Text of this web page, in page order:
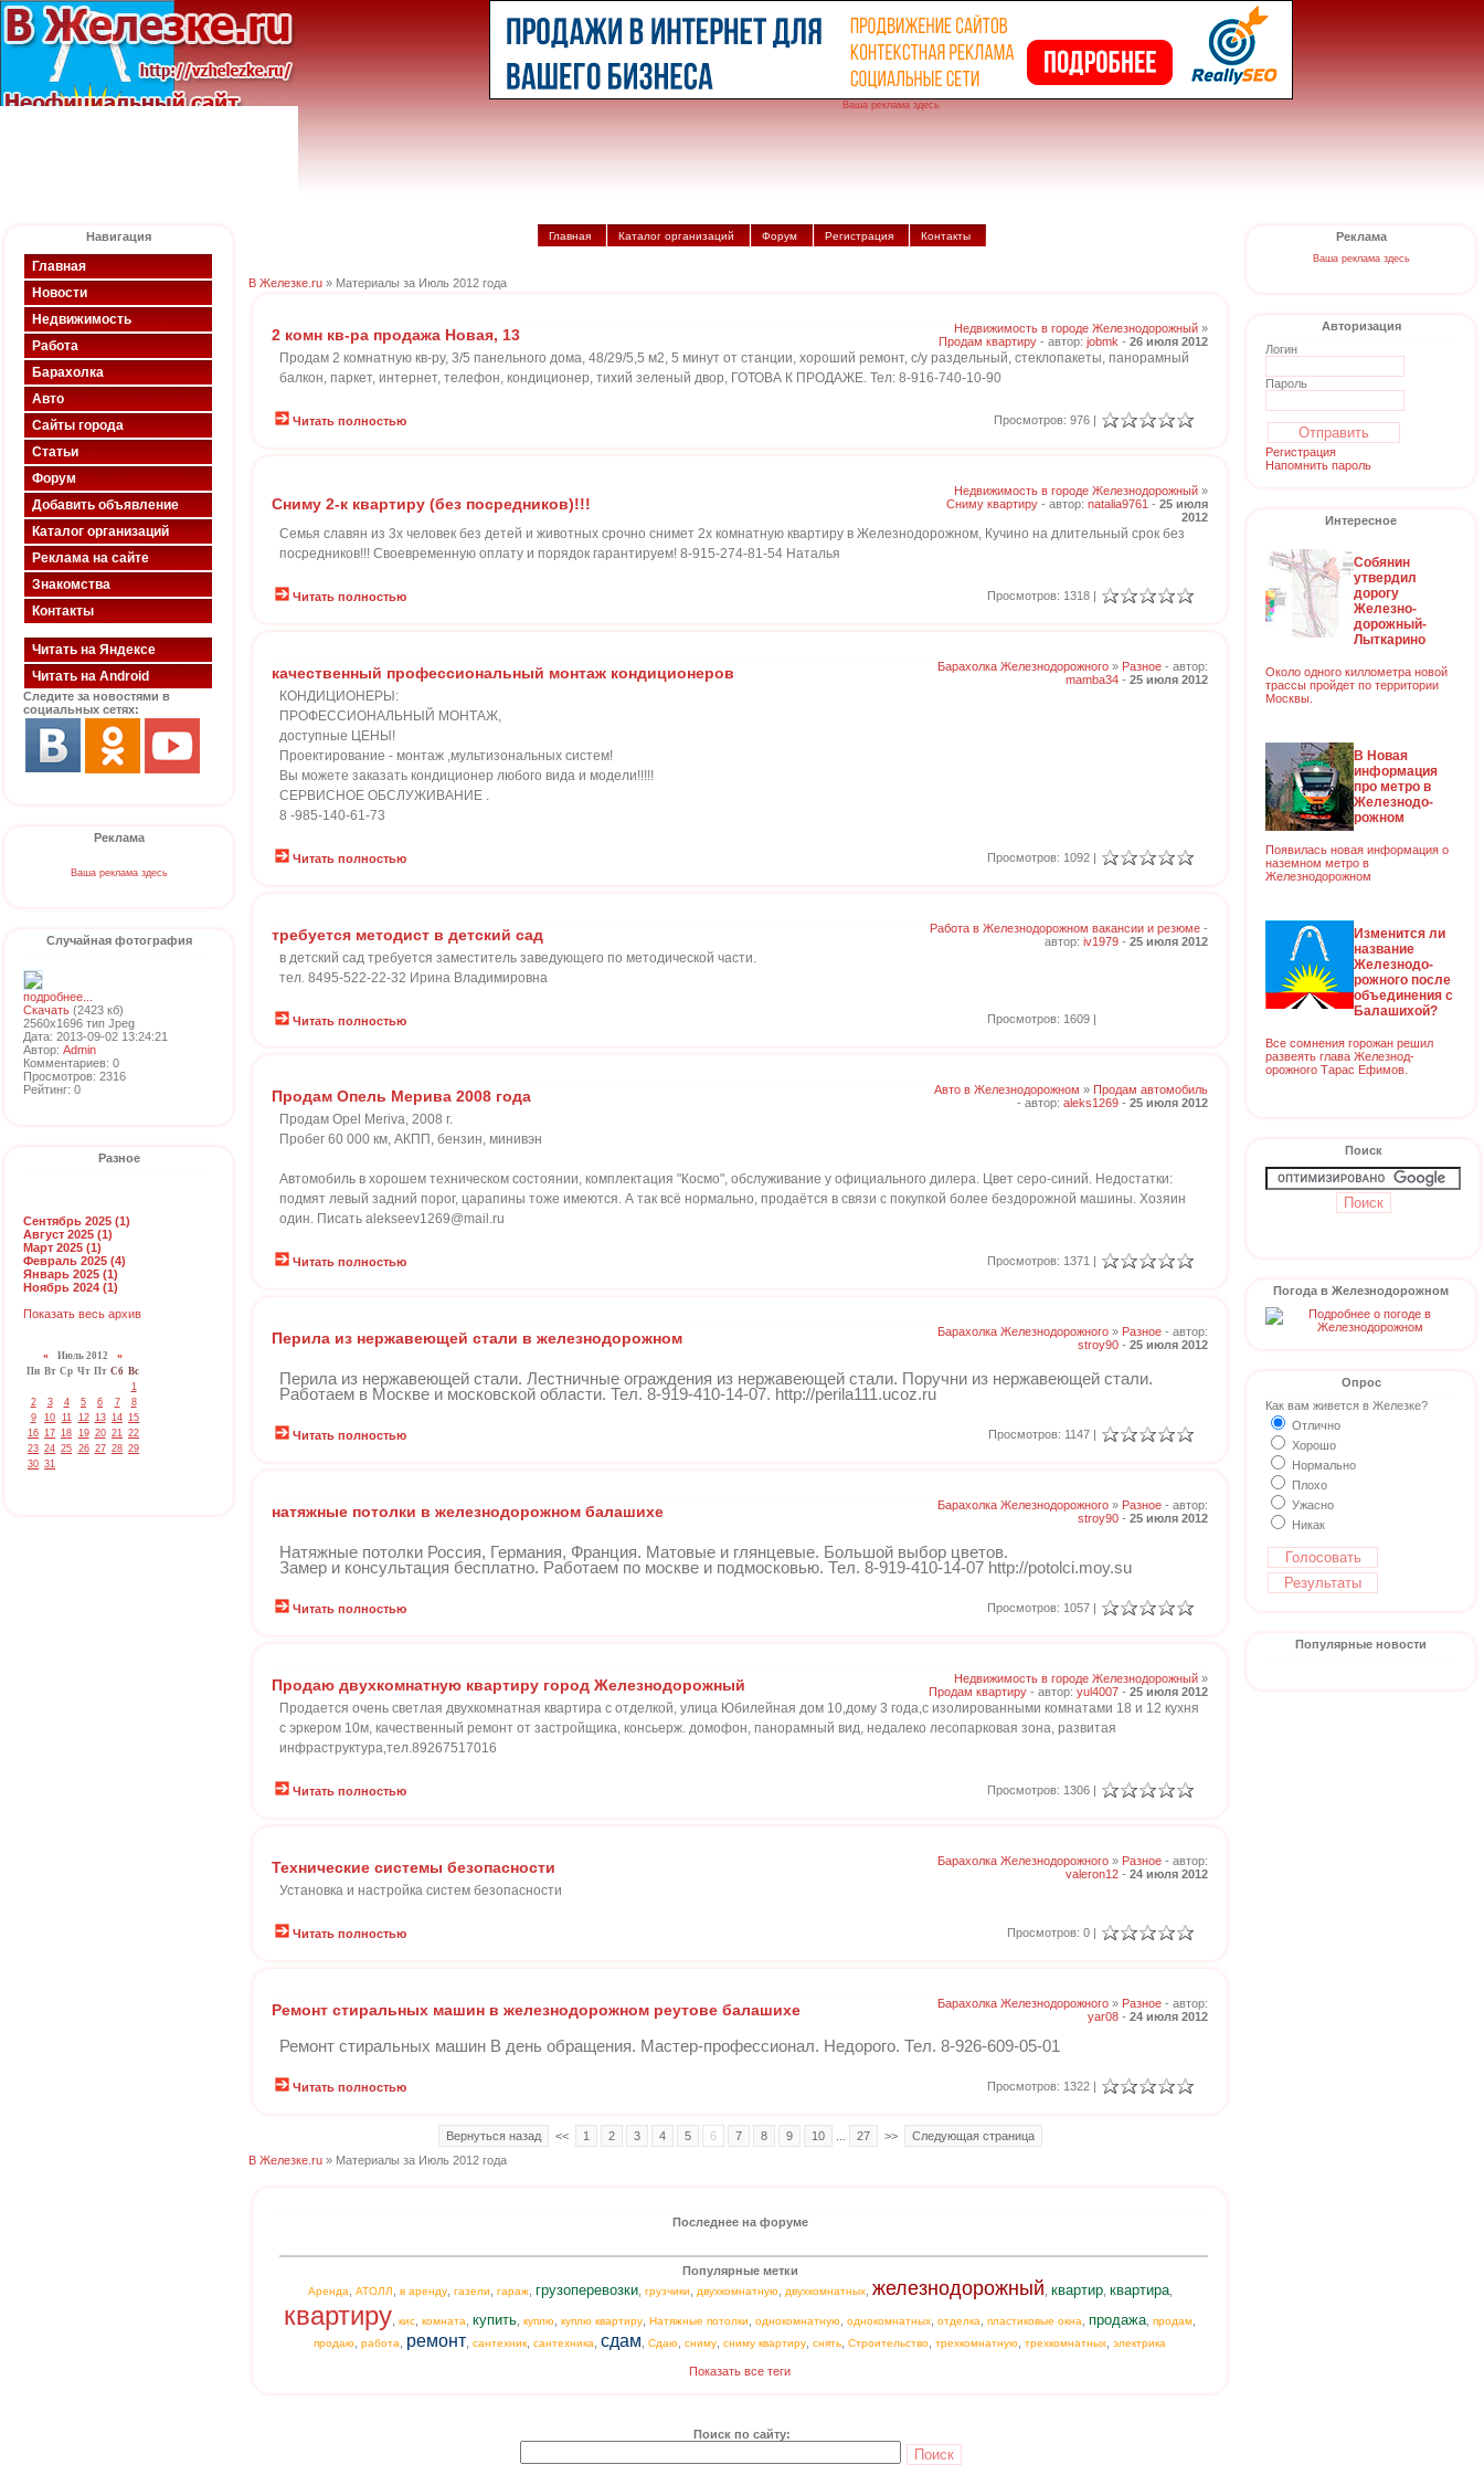
Ваша реклама здесь
Навигация
Главная
Новости
Недвижимость
Работа
Барахолка
Авто
Сайты города
Статьи
Форум
Добавить объявление
Каталог организаций
Реклама на сайте
Знакомства
Контакты
Читать на Яндексе
Читать на Android
Следите за новостями в
социальных сетях:
Реклама
Ваша реклама здесь
Случайная фотография
подробнее...
Скачать (2423 кб)
2560x1696 тип Jpeg
Дата: 2013-09-02 13:24:21
Автор: Admin
Комментариев: 0
Просмотров: 2316
Рейтинг: 0
Разное
Сентябрь 2025 (1)
Август 2025 (1)
Март 2025 (1)
Февраль 2025 (4)
Январь 2025 (1)
Ноябрь 2024 (1)
Показать весь архив
« Июль 2012 »
Пн Вт Ср Чт Пт Сб Вс
1
2
3 4 5 6 7
8
9
10 11 12 13 14 15
16 17 18 19 20 21 22
23 24 25 26 27 28 29
30 31
Главная Каталог организаций Форум Регистрация Контакты
В Железке.ru » Материалы за Июль 2012 года
2 комн кв-ра продажа Новая, 13 Недвижимость в городе Железнодорожный »
Продам квартиру - автор: jobmk - 26 июля 2012
Продам 2 комнатную кв-ру, 3/5 панельного дома, 48/29/5,5 м2, 5 минут от станции, хороший ремонт, с/у раздельный, стеклопакеты, панорамный
балкон, паркет, интернет, телефон, кондиционер, тихий зеленый двор, ГОТОВА К ПРОДАЖЕ. Тел: 8-916-740-10-90
Читать полностью Просмотров: 976 |
Сниму 2-к квартиру (без посредников)!!!
Недвижимость в городе Железнодорожный »
Сниму квартиру - автор: natalia9761 - 25 июля
2012
Семья славян из 3х человек без детей и животных срочно снимет 2х комнатную квартиру в Железнодорожном, Кучино на длительный срок без
посредников!!! Своевременную оплату и порядок гарантируем! 8-915-274-81-54 Наталья
Читать полностью Просмотров: 1318 |
качественный профессиональный монтаж кондиционеров Барахолка Железнодорожного » Разное - автор:
mamba34 - 25 июля 2012
КОНДИЦИОНЕРЫ:
ПРОФЕССИОНАЛЬНЫЙ МОНТАЖ,
доступные ЦЕНЫ!
Проектирование - монтаж ,мультизональных систем!
Вы можете заказать кондиционер любого вида и модели!!!!!
СЕРВИСНОЕ ОБСЛУЖИВАНИЕ .
8 -985-140-61-73
Читать полностью Просмотров: 1092 |
требуется методист в детский сад Работа в Железнодорожном вакансии и резюме -
автор: iv1979 - 25 июля 2012
в детский сад требуется заместитель заведующего по методической части.
тел. 8495-522-22-32 Ирина Владимировна
Читать полностью Просмотров: 1609 |
Продам Опель Мерива 2008 года Авто в Железнодорожном » Продам автомобиль
- автор: aleks1269 - 25 июля 2012
Продам Opel Meriva, 2008 г.
Пробег 60 000 км, АКПП, бензин, минивэн
Автомобиль в хорошем техническом состоянии, комплектация "Космо", обслуживание у официального дилера. Цвет серо-синий. Недостатки:
подмят левый задний порог, царапины тоже имеются. А так всё нормально, продаётся в связи с покупкой более бездорожной машины. Хозяин
один. Писать alekseev1269@mail.ru
Читать полностью Просмотров: 1371 |
Перила из нержавеющей стали в железнодорожном Барахолка Железнодорожного » Разное - автор:
stroy90 - 25 июля 2012
Перила из нержавеющей стали. Лестничные ограждения из нержавеющей стали. Поручни из нержавеющей стали.
Работаем в Москве и московской области. Тел. 8-919-410-14-07. http://perila111.ucoz.ru
Читать полностью Просмотров: 1147 |
натяжные потолки в железнодорожном балашихе Барахолка Железнодорожного » Разное - автор:
stroy90 - 25 июля 2012
Натяжные потолки Россия, Германия, Франция. Матовые и глянцевые. Большой выбор цветов.
Замер и консультация бесплатно. Работаем по москве и подмосковью. Тел. 8-919-410-14-07 http://potolci.moy.su
Читать полностью Просмотров: 1057 |
Продаю двухкомнатную квартиру город Железнодорожный Недвижимость в городе Железнодорожный »
Продам квартиру - автор: yul4007 - 25 июля 2012
Продается очень светлая двухкомнатная квартира с отделкой, улица Юбилейная дом 10,дому 3 года,с изолированными комнатами 18 и 12 кухня
с эркером 10м, качественный ремонт от застройщика, консьерж. домофон, панорамный вид, недалеко лесопарковая зона, развитая
инфраструктура,тел.89267517016
Читать полностью Просмотров: 1306 |
Технические системы безопасности Барахолка Железнодорожного » Разное - автор:
valeron12 - 24 июля 2012
Установка и настройка систем безопасности
Читать полностью Просмотров: 0 |
Ремонт стиральных машин в железнодорожном реутове балашихе Барахолка Железнодорожного » Разное - автор:
yar08 - 24 июля 2012
Ремонт стиральных машин В день обращения. Мастер-профессионал. Недорого. Тел. 8-926-609-05-01
Читать полностью Просмотров: 1322 |
Вернуться назад << 1 2 3 4 5 6 7 8 9 10 27 >>
Следующая страница
В Железке.ru » Материалы за Июль 2012 года
Последнее на форуме
Популярные метки
Аренда АТОЛЛ в аренду, газели гараж, грузоперевозки, грузчики двухкомнатную двухкомнатных, железнодорожный квартир, квартира,
квартиру кис комната купить куплю куплю квартиру Натяжные потолки однокомнатную однокомнатных отделка пластиковые окна продажа продам
продаю работа ремонт сантехник сантехника сдам Сдаю сниму сниму квартиру снять Строительство трехкомнатную трехкомнатных электрика
Показать все теги
Реклама
Ваша реклама здесь
Авторизация
Логин
Пароль
Регистрация
Напомнить пароль
Интересное
Собянин
утвердил
дорогу
Железно-
дорожный-
Лыткарино
Около одного киллометра новой
трассы пройдет по территории
Москвы.
В Новая
информация
про метро в
Железнодо-
рожном
Появилась новая информация о
наземном метро в
Железнодорожном
Изменится ли
название
Железнодо-
рожного после
объединения с
Балашихой?
Все сомнения горожан решил
развеять глава Железнод-
орожного Тарас Ефимов.
Поиск
Погода в Железнодорожном
Опрос
Как вам живется в Железке?
Отлично
Хорошо
Нормально
Плохо
Ужасно
Никак
Популярные новости
Поиск по сайту: